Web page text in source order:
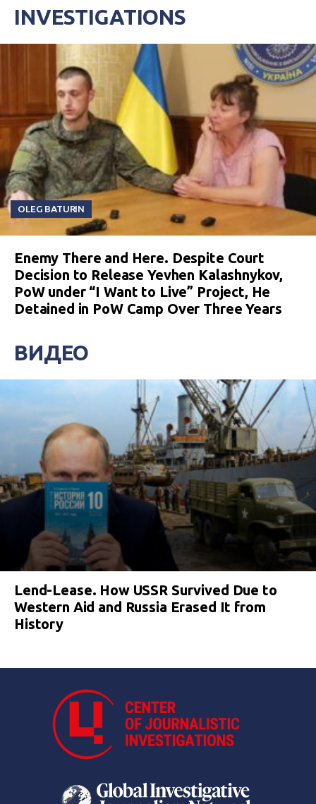
INVESTIGATIONS
OLEG BATURIN
Enemy There and Here. Despite Court
Decision to Release Yevhen Kalashnykov,
PoW under “I Want to Live” Project, He
Detained in PoW Camp Over Three Years
ВИДЕО
Lend-Lease. How USSR Survived Due to
Western Aid and Russia Erased It from
History